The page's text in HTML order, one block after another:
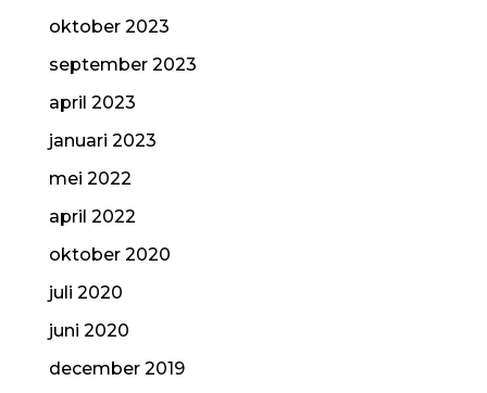
oktober 2023
september 2023
april 2023
januari 2023
mei 2022
april 2022
oktober 2020
juli 2020
juni 2020
december 2019